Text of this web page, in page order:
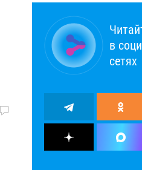
в
сетях